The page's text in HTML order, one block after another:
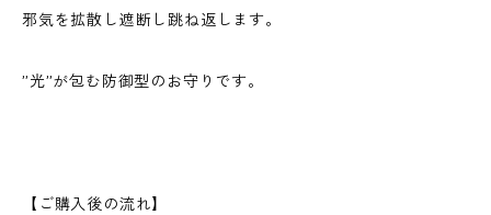
邪気を拡散し遮断し跳ね返します。
”光”が包む防御型のお守りです。
【ご購入後の流れ】